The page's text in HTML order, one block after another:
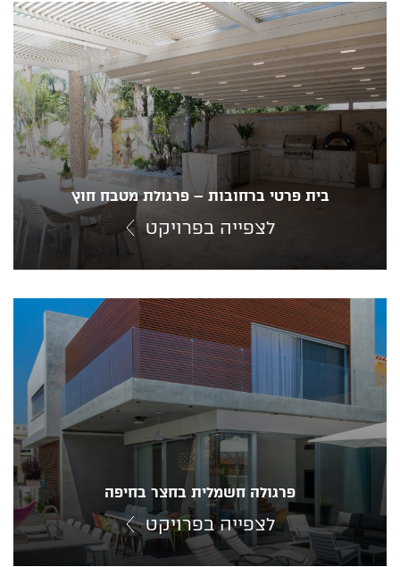
בית פרטי ברחובות – פרגולת מטבח חוץ
לצפייה בפרויקט
פרגולה חשמלית בחצר בחיפה
לצפייה בפרויקט